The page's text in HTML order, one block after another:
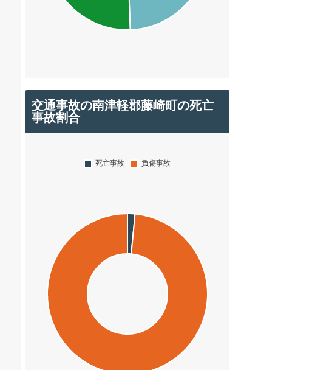
交通事故の南津軽郡藤崎町の死亡
事故割合